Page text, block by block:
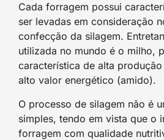
Cada forragem possui
ser levadas em consideração
confecção da silagem.
utilizada no mundo é o milho,
característica de alta
alto valor energético (amido).
O processo de silagem não é
simples, tendo em vista que o
forragem com qualidade